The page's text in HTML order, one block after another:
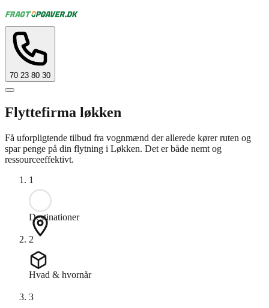
70 23 80 30
Flyttefirma løkken
Få uforpligtende tilbud fra vognmænd der allerede kører ruten og
spar penge på din flytning i Løkken. Det er både nemt og
ressourceeffektivt.
1
Destinationer
2
Hvad & hvornår
3